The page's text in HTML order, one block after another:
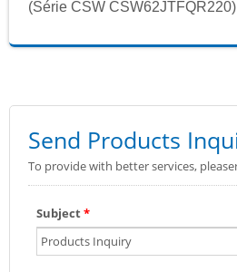
(Série CSW CSW62JTFQR220)